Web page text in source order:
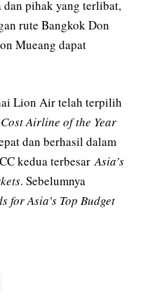
pihak yang terlibat,
rute Bangkok Don
Mueang dapat
Lion Air telah terpilih
Airline of the Year
dan berhasil dalam
kedua terbesarAsia’s
. Sebelumnya
for Asia’s Top Budget